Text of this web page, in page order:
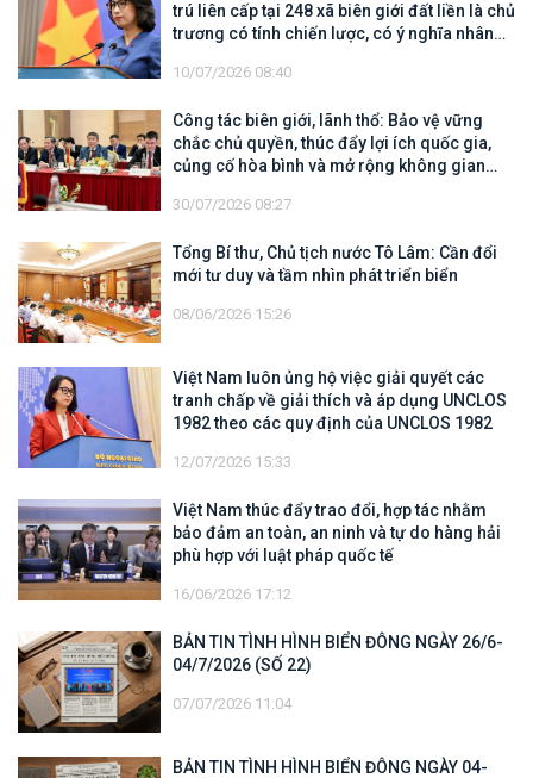
trú liên cấp tại 248 xã biên giới đất liền là chủ
trương có tính chiến lược, có ý nghĩa nhân
10/07/2026 08:40
Công tác biên giới, lãnh thổ: Bảo vệ vững
chắc chủ quyền, thúc đẩy lợi ích quốc gia,
củng cố hòa bình và mở rộng không gian
30/07/2026 08:27
Tổng Bí thư, Chủ tịch nước Tô Lâm: Cần đổi
mới tư duy và tầm nhìn phát triển biển
08/06/2026 15:26
Việt Nam luôn ủng hộ việc giải quyết các
tranh chấp về giải thích và áp dụng UNCLOS
1982 theo các quy định của UNCLOS 1982
12/07/2026 15:33
Việt Nam thúc đẩy trao đổi, hợp tác nhằm
bảo đảm an toàn, an ninh và tự do hàng hải
phù hợp với luật pháp quốc tế
16/06/2026 17:12
BẢN TIN TÌNH HÌNH BIỂN ĐÔNG NGÀY 26/6-
04/7/2026 (SỐ 22)
07/07/2026 11:04
BẢN TIN TÌNH HÌNH BIỂN ĐÔNG NGÀY 04-